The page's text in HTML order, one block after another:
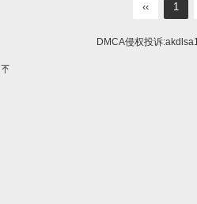
‹‹ 1
DMCA侵权投诉: